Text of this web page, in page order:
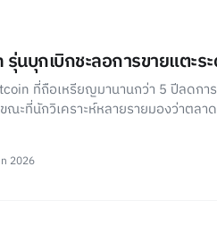
นบุกเบิกชะลอการขายแตะร
ที่ถือเหรียญมานานกว่า 5 ปีลดก
ณะที่นักวิเคราะห์หลายรายมองว่าตลา
2026